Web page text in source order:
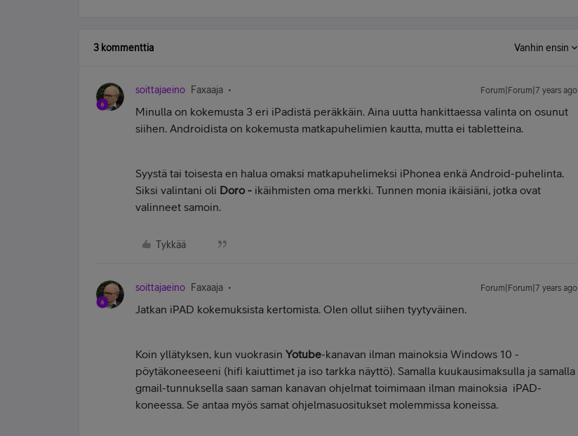
3 kommenttia Vanhin ensin
soittajaeino Faxaaja Forum|Forum|7 years ago
Minulla on kokemusta 3 eri iPadistä peräkkäin. Aina uutta hankittaessa valinta on osunut
siihen. Androidista on kokemusta matkapuhelimien kautta, mutta ei tabletteina.
Syystä tai toisesta en halua omaksi matkapuhelimeksi iPhonea enkä Android-puhelinta.
Siksi valintani oli Doro - ikäihmisten oma merkki. Tunnen monia ikäisiäni, jotka ovat
valinneet samoin.
Tykkää
soittajaeino Faxaaja Forum|Forum|7 years ago
Jatkan iPAD kokemuksista kertomista. Olen ollut siihen tyytyväinen.
Koin yllätyksen, kun vuokrasin Yotube-kanavan ilman mainoksia Windows 10 -
pöytäkoneeseeni (hifi kaiuttimet ja iso tarkka näyttö). Samalla kuukausimaksulla ja samalla
gmail-tunnuksella saan saman kanavan ohjelmat toimimaan ilman mainoksia iPAD-
koneessa. Se antaa myös samat ohjelmasuositukset molemmissa koneissa.